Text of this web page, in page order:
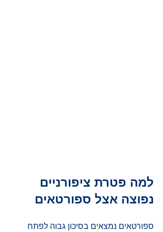
למה פטרת ציפורניים
נפוצה אצל ספורטאים
ספורטאים נמצאים בסיכון גבוה לפתח